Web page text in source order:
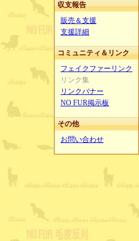
収支報告
販売＆支援
支援詳細
コミュニティ＆リンク
フェイクファーリンク
リンク集
リンクバナー
NO FUR掲示板
その他
お問い合わせ